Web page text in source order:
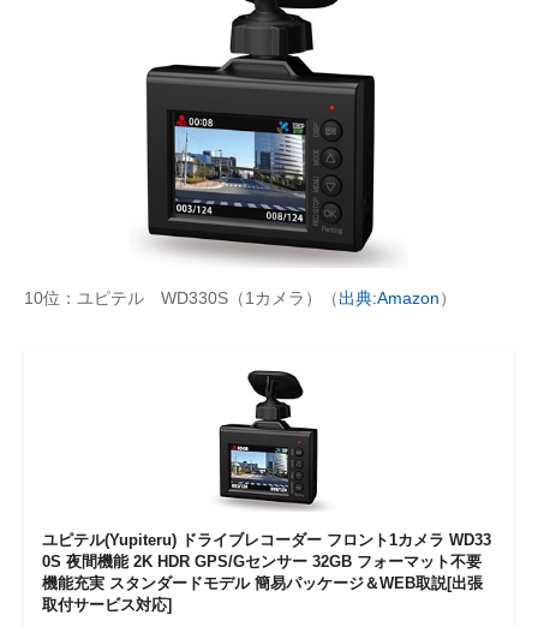
10位：ユピテル WD330S（1カメラ）（出典:Amazon）
ユピテル(Yupiteru) ドライブレコーダー フロント1カメラ WD33
0S 夜間機能 2K HDR GPS/Gセンサー 32GB フォーマット不要
機能充実 スタンダードモデル 簡易パッケージ＆WEB取説[出張
取付サービス対応]